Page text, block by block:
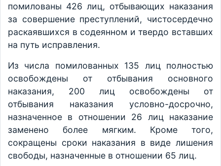
помилованы 426 лиц, отбывающих наказания
за совершение преступлений, чистосердечно
раскаявшихся в содеянном и твердо вставших
на путь исправления.
Из числа помилованных 135 лиц полностью
освобождены от отбывания основного
наказания, 200 лиц освобождены от
отбывания наказания условно-досрочно,
назначенное в отношении 26 лиц наказание
заменено более мягким. Кроме того,
сокращены сроки наказания в виде лишения
свободы, назначенные в отношении 65 лиц.